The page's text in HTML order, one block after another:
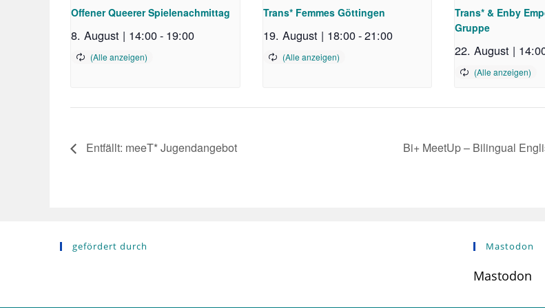
Offener Queerer Spielenachmittag
8. August | 14:00- 19:00
Trans* Femmes Göttingen
19. August | 18:00-21:00
Trans* & Enby
Gruppe
22. August |
Entfällt: meeT* Jugendangebot Bi+ MeetUp – Bilingual
gefördert durch Mastodon
Mastodon